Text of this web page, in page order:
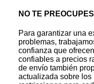
NO TE
Para garantizar una
problemas,
confianza que
confiables a precios
de envío también
actualizada sobre los